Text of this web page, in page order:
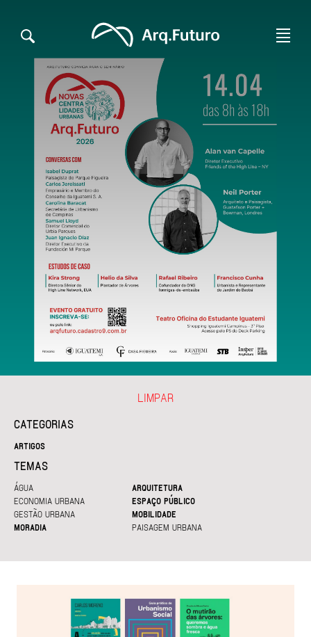
CATEGORIAS
ARTIGOS
TEMAS
ÁGUA
ARQUITETURA
ECONOMIA URBANA
ESPAÇO PÚBLICO
GESTÃO URBANA
MOBILIDADE
MORADIA
PAISAGEM URBANA
LIMPAR